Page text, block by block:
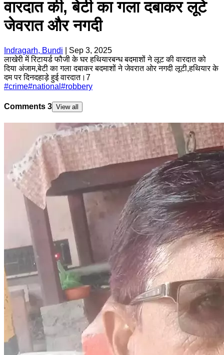
वारदात की, बेटी का गला दबाकर लूटे
जेवरात और नगदी
Indragarh, Bundi
Sep 3, 2025
लाखेरी में रिटायर्ड फौजी के घर हथियारबन्ध बदमाशों ने लूट की वारदात को
दिया अंजाम,बेटी का गला दबाकर बदमाशों ने जेवरात ओर नगदी लूटी,हथियार के
दम पर दिनदहाड़े हुई वारदात।7
#crime#national #robbery
Comments 3 View all